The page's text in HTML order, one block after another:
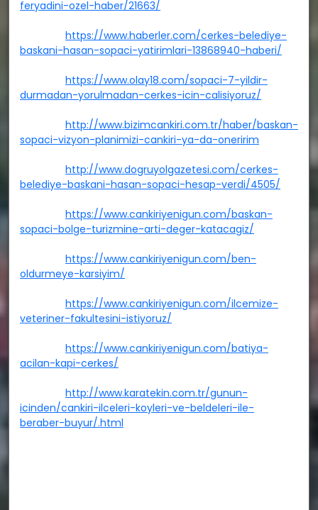
feryadini-ozel-haber/21663/
https://www.haberler.com/cerkes-belediye-
baskani-hasan-sopaci-yatirimlari-13868940-haberi/
https://www.olay18.com/sopaci-7-yildir-
durmadan-yorulmadan-cerkes-icin-calisiyoruz/
http://www.bizimcankiri.com.tr/haber/baskan-
sopaci-vizyon-planimizi-cankiri-ya-da-oneririm
http://www.dogruyolgazetesi.com/cerkes-
belediye-baskani-hasan-sopaci-hesap-verdi/4505/
https://www.cankiriyenigun.com/baskan-
sopaci-bolge-turizmine-arti-deger-katacagiz/
https://www.cankiriyenigun.com/ben-
oldurmeye-karsiyim/
https://www.cankiriyenigun.com/ilcemize-
veteriner-fakultesini-istiyoruz/
https://www.cankiriyenigun.com/batiya-
acilan-kapi-cerkes/
http://www.karatekin.com.tr/gunun-
icinden/cankiri-ilceleri-koyleri-ve-beldeleri-ile-
beraber-buyur/.html